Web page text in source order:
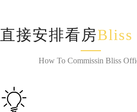
直接安排看房Bliss
How To Commissin Bliss